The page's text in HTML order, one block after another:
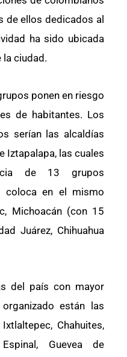
de ellos dedicados al
ha sido ubicada
la ciudad.
ponen en riesgo
de habitantes. Los
serían las alcaldías
Iztapalapa, las cuales
de 13 grupos
coloca en el mismo
Michoacán (con 15
Juárez, Chihuahua
del país con mayor
están las
Chahuites,
Guevea de